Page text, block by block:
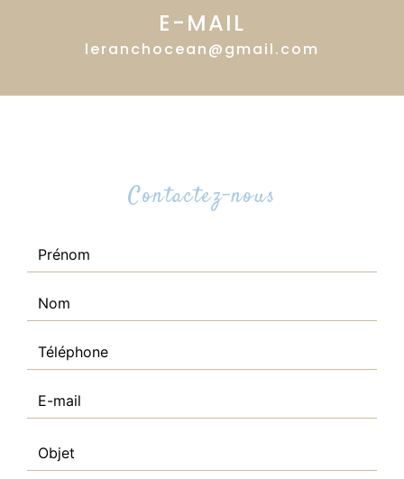
E-MAIL
leranchocean@gmail.com
Contactez-nous